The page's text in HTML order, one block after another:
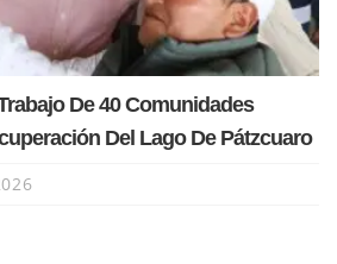
De 40 Comunidades
Del Lago De Pátzcuaro